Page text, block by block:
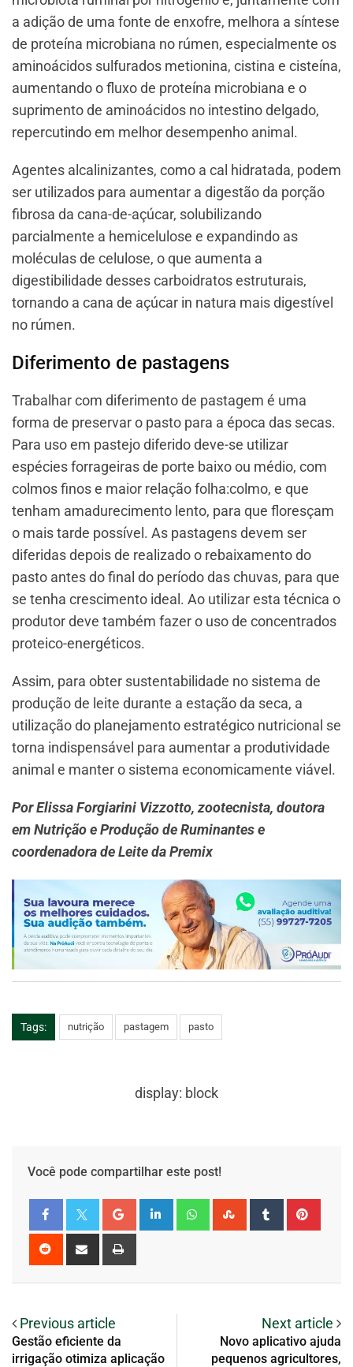
a adição de uma fonte de enxofre, melhora a síntese
de proteína microbiana no rúmen, especialmente os
aminoácidos sulfurados metionina, cistina e cisteína,
aumentando o fluxo de proteína microbiana e o
suprimento de aminoácidos no intestino delgado,
repercutindo em melhor desempenho animal.
Agentes alcalinizantes, como a cal hidratada, podem
ser utilizados para aumentar a digestão da porção
fibrosa da cana-de-açúcar, solubilizando
parcialmente a hemicelulose e expandindo as
moléculas de celulose, o que aumenta a
digestibilidade desses carboidratos estruturais,
tornando a cana de açúcar in natura mais digestível
no rúmen.
Diferimento de pastagens
Trabalhar com diferimento de pastagem é uma
forma de preservar o pasto para a época das secas.
Para uso em pastejo diferido deve-se utilizar
espécies forrageiras de porte baixo ou médio, com
colmos finos e maior relação folha:colmo, e que
tenham amadurecimento lento, para que floresçam
o mais tarde possível. As pastagens devem ser
diferidas depois de realizado o rebaixamento do
pasto antes do final do período das chuvas, para que
se tenha crescimento ideal. Ao utilizar esta técnica o
produtor deve também fazer o uso de concentrados
proteico-energéticos.
Assim, para obter sustentabilidade no sistema de
produção de leite durante a estação da seca, a
utilização do planejamento estratégico nutricional se
torna indispensável para aumentar a produtividade
animal e manter o sistema economicamente viável.
Por Elissa Forgiarini Vizzotto, zootecnista, doutora
em Nutrição e Produção de Ruminantes e
coordenadora de Leite da Premix
Tags: nutrição pastagem pasto
display: block
Você pode compartilhar este post!
Previous article
Gestão eficiente da
irrigação otimiza aplicação
Next article
Novo aplicativo ajuda
pequenos agricultores,